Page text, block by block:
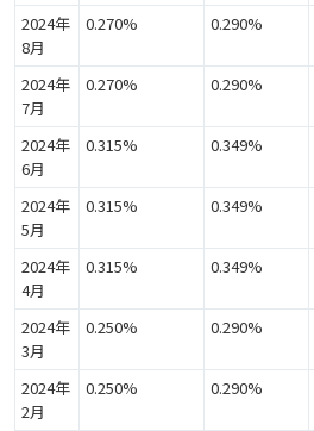
2024年
8月
0.270% 0.290%
2024年
7月
0.270% 0.290%
2024年
6月
0.315% 0.349%
2024年
5月
0.315% 0.349%
2024年
4月
0.315% 0.349%
2024年
3月
0.250% 0.290%
2024年
2月
0.250% 0.290%